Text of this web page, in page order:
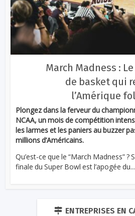
March Madness :
de basket qui
l’Amérique
Plongez dans la ferveur du
NCAA, un mois de compétition
les larmes et les paniers au buzzer
millions d’Américains.
Qu’est-ce que le “March Madness” ?
finale du Super Bowl est l’apogée du...
ENTREPRISES EN